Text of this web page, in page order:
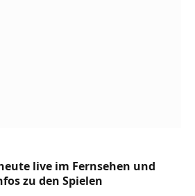
live im Fernsehen und
zu den Spielen